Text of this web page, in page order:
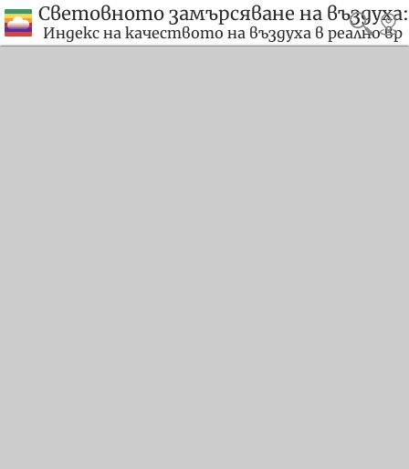
Световното замърсяване на въздуха:
Индекс на качеството на въздуха в реално вр
еме